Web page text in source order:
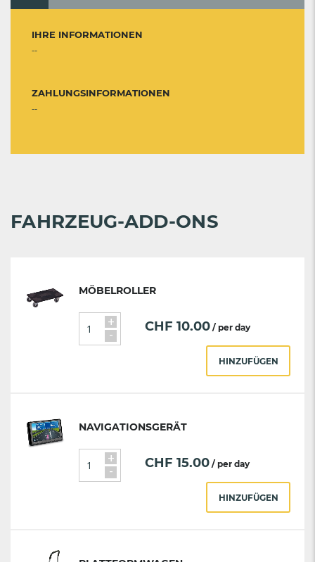
IHRE INFORMATIONEN
--
ZAHLUNGSINFORMATIONEN
--
FAHRZEUG-ADD-ONS
MÖBELROLLER
+
- CHF 10.00 / per day
HINZUFÜGEN
NAVIGATIONSGERÄT
+
- CHF 15.00 / per day
HINZUFÜGEN